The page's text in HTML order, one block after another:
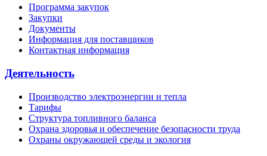
Программа закупок
Закупки
Документы
Информация для поставщиков
Контактная информация
Деятельность
Производство электроэнергии и тепла
Тарифы
Структура топливного баланса
Охрана здоровья и обеспечение безопасности труда
Охраны окружающей среды и экология